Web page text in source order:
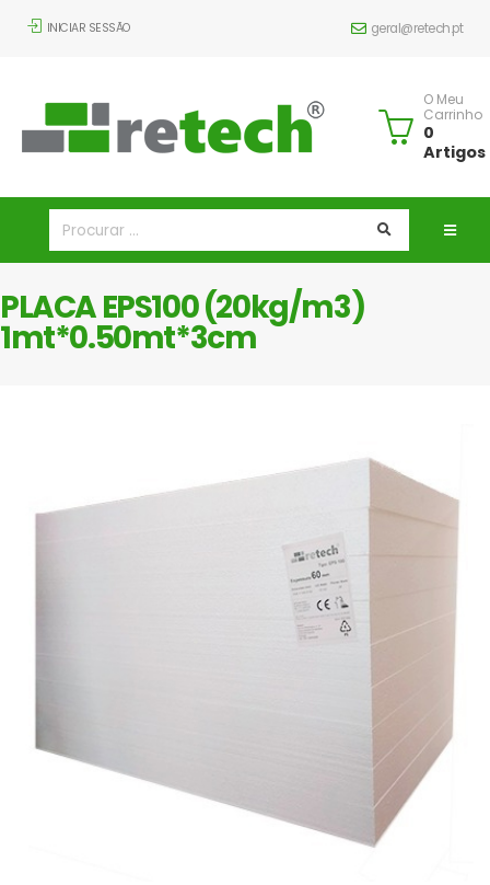
INICIAR SESSÃO geral@retech.pt
O Meu
Carrinho
0
Artigos
PLACA EPS100 (20kg/m3)
1mt*0.50mt*3cm